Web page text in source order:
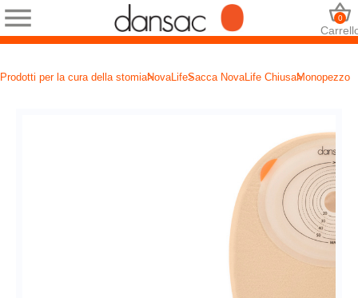
0
Prodotti per la cura della stomiaNovaLifeSacca NovaLife ChiusaMonopezzo